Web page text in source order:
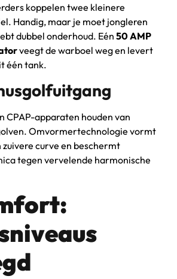
koppelen twee kleinere
Handig, maar je moet jongleren
dubbel onderhoud. Eén50 AMP
veegt de warboel weg en levert
één tank.
CPAP-apparaten houden van
Omvormertechnologie vormt
curve en beschermt
tegen vervelende harmonische